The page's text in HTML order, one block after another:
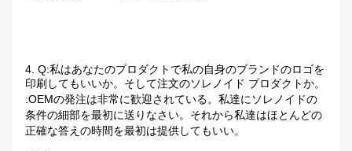
4. Q:私はあなたのプロダクトで私の自身のブランドのロゴを
印刷してもいいか。そして注文のソレノイド プロダクトか。
:OEMの発注は非常に歓迎されている。私達にソレノイドの
条件の細部を最初に送りなさい。それから私達はほとんどの
正確な答えの時間を最初は提供してもいい。